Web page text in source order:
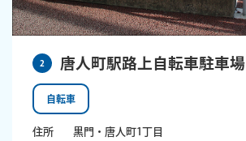
2 唐人町駅路上自転車駐車場
自転車
住所
黒門・唐人町1丁目